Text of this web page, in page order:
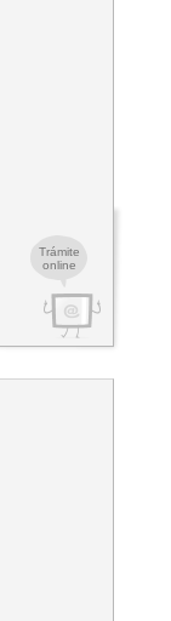
Trámite
online